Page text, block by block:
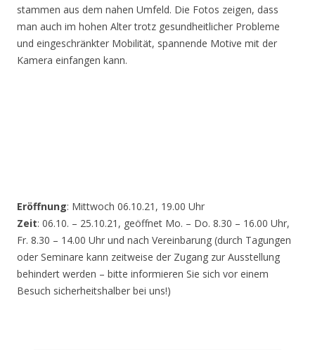
stammen aus dem nahen Umfeld. Die Fotos zeigen, dass
man auch im hohen Alter trotz gesundheitlicher Probleme
und eingeschränkter Mobilität, spannende Motive mit der
Kamera einfangen kann.
Eröffnung: Mittwoch 06.10.21, 19.00 Uhr
Zeit: 06.10. – 25.10.21, geöffnet Mo. – Do. 8.30 – 16.00 Uhr,
Fr. 8.30 – 14.00 Uhr und nach Vereinbarung (durch Tagungen
oder Seminare kann zeitweise der Zugang zur Ausstellung
behindert werden – bitte informieren Sie sich vor einem
Besuch sicherheitshalber bei uns!)